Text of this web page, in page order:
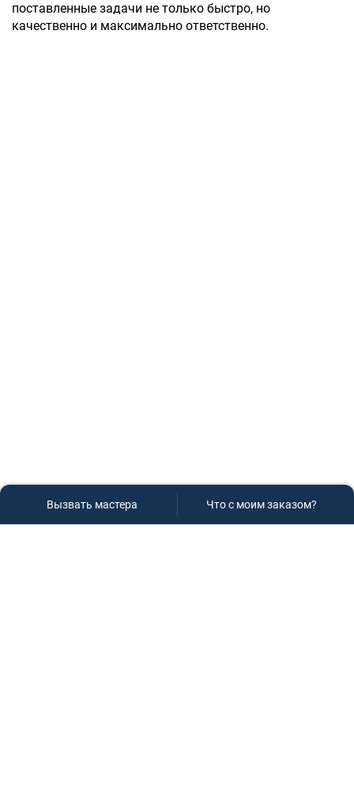
поставленные задачи не только быстро, но
качественно и максимально ответственно.
Вызвать мастера Что с моим заказом?